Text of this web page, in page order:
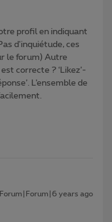
profil en indiquant
d'inquiétude, ces
le forum) Autre
correcte ? ‘Likez’-
L’ensemble de
Forum|Forum|6 years ago